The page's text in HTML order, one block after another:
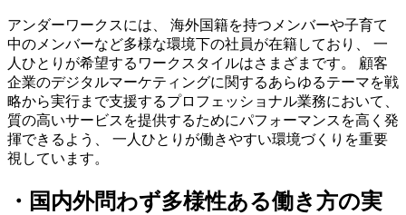
アンダーワークスには、 海外国籍を持つメンバーや子育て
中のメンバーなど多様な環境下の社員が在籍しており、 一
人ひとりが希望するワークスタイルはさまざまです。 顧客
企業のデジタルマーケティングに関するあらゆるテーマを戦
略から実行まで支援するプロフェッショナル業務において、
質の高いサービスを提供するためにパフォーマンスを高く発
揮できるよう、 一人ひとりが働きやすい環境づくりを重要
視しています。
・国内外問わず多様性ある働き方の実